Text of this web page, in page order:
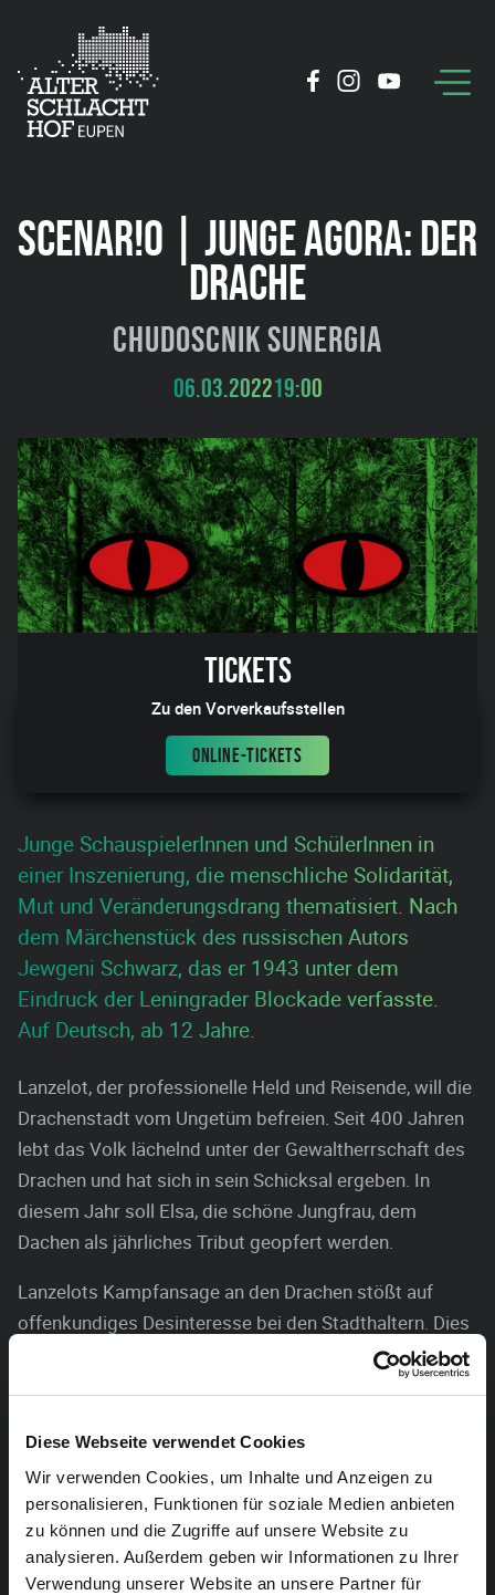
Diese Webseite verwendet Cookies
Wir verwenden Cookies, um Inhalte und Anzeigen zu
personalisieren, Funktionen für soziale Medien anbieten
zu können und die Zugriffe auf unsere Website zu
analysieren. Außerdem geben wir Informationen zu Ihrer
Verwendung unserer Website an unsere Partner für
SCENAR!O | JUNGE AGORA: DER
DRACHE
Chudoscnik Sunergia
06.03.202219:00
Tickets
Zu den Vorverkaufsstellen
ONLINE-TICKETS
Junge SchauspielerInnen und SchülerInnen in
einer Inszenierung, die menschliche Solidarität,
Mut und Veränderungsdrang thematisiert. Nach
dem Märchenstück des russischen Autors
Jewgeni Schwarz, das er 1943 unter dem
Eindruck der Leningrader Blockade verfasste.
Auf Deutsch, ab 12 Jahre.
Lanzelot, der professionelle Held und Reisende, will die
Drachenstadt vom Ungetüm befreien. Seit 400 Jahren
lebt das Volk lächelnd unter der Gewaltherrschaft des
Drachen und hat sich in sein Schicksal ergeben. In
diesem Jahr soll Elsa, die schöne Jungfrau, dem
Dachen als jährliches Tribut geopfert werden.
Lanzelots Kampfansage an den Drachen stößt auf
offenkundiges Desinteresse bei den Stadthaltern. Dies
schlägt in offene Feindseligkeit um, als er den Drachen
wirklich besiegt. Die offene Diktatur des Drachen wird
in eine Scheindemokratie. Wird Lanzelot wiederkehren
und seine Liebste, Elsa, vor einer erzwungenen Heirat
mit dem Bürgermeister retten? Kann er eine neue
Ordnung etablieren?
Das fünfköpfige Spieler:innenkollektiv spielt in